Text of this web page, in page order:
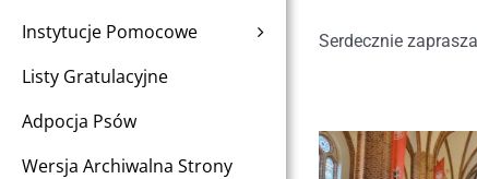
Instytucje Pomocowe
Listy Gratulacyjne
Adpocja Psów
Wersja Archiwalna Strony
Serdecznie